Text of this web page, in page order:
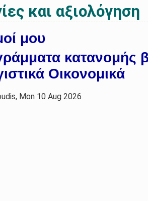
και αξιολόγηση
μου
κατανομής
Οικονομικά
Mon 10 Aug 2026